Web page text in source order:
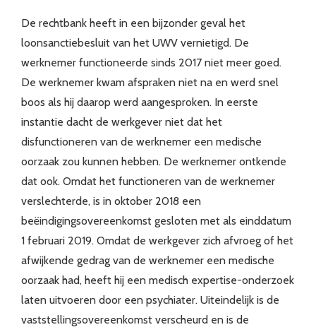
De rechtbank heeft in een bijzonder geval het
loonsanctiebesluit van het UWV vernietigd. De
werknemer functioneerde sinds 2017 niet meer goed.
De werknemer kwam afspraken niet na en werd snel
boos als hij daarop werd aangesproken. In eerste
instantie dacht de werkgever niet dat het
disfunctioneren van de werknemer een medische
oorzaak zou kunnen hebben. De werknemer ontkende
dat ook. Omdat het functioneren van de werknemer
verslechterde, is in oktober 2018 een
beëindigingsovereenkomst gesloten met als einddatum
1 februari 2019. Omdat de werkgever zich afvroeg of het
afwijkende gedrag van de werknemer een medische
oorzaak had, heeft hij een medisch expertise-onderzoek
laten uitvoeren door een psychiater. Uiteindelijk is de
vaststellingsovereenkomst verscheurd en is de